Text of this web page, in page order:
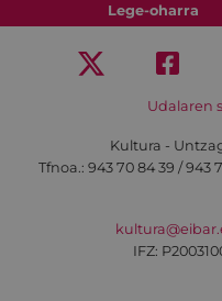
Lege-oharra
Udalaren
Kultura -
Tfnoa.: 943 70 84 39 / 943
IFZ: